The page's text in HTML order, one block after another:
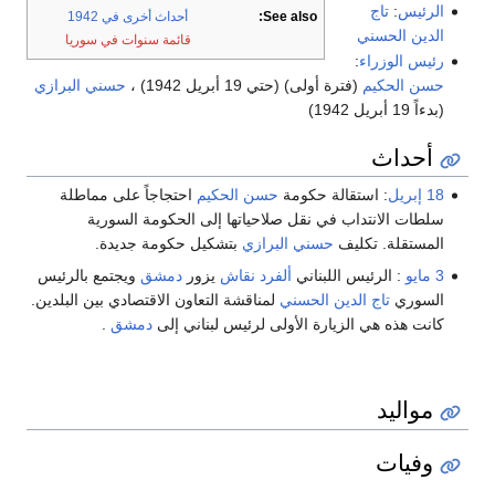
See also:
أحداث أخرى في 1942
قائمة سنوات في سوريا
الرئيس:تاج
الدين الحسني
رئيس الوزراء:
حسن الحكيم (فترة أولى) (حتي 19 أبريل 1942) ،
حسني البرازي
(بدءاً 19 أبريل 1942)
أحداث
18 إبريل : استقالة حكومة حسن الحكيم احتجاجاً على مماطلة
سلطات الانتداب في نقل صلاحياتها إلى الحكومة السورية
المستقلة. تكليف حسني البرازي بتشكيل حكومة جديدة.
3 مايو
: الرئيس اللبناني ألفرد نقاش يزوردمشق ويجتمع بالرئيس
السوريتاج الدين الحسني لمناقشة التعاون الاقتصادي بين البلدين.
كانت هذه هي الزيارة الأولى لرئيس لبناني إلىدمشق .
مواليد
وفيات